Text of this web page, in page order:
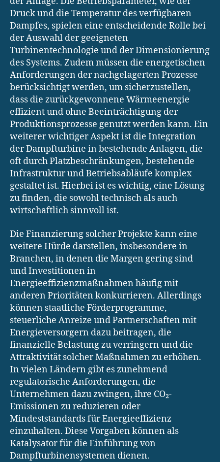
Druck und die Temperatur des verfügbaren
Dampfes, spielen eine entscheidende Rolle bei
der Auswahl der geeigneten
Turbinentechnologie und der Dimensionierung
des Systems. Zudem müssen die energetischen
Anforderungen der nachgelagerten Prozesse
berücksichtigt werden, um sicherzustellen,
dass die zurückgewonnene Wärmeenergie
effizient und ohne Beeinträchtigung der
Produktionsprozesse genutzt werden kann. Ein
weiterer wichtiger Aspekt ist die Integration
der Dampfturbine in bestehende Anlagen, die
oft durch Platzbeschränkungen, bestehende
Infrastruktur und Betriebsabläufe komplex
gestaltet ist. Hierbei ist es wichtig, eine Lösung
zu finden, die sowohl technisch als auch
wirtschaftlich sinnvoll ist.
Die Finanzierung solcher Projekte kann eine
weitere Hürde darstellen, insbesondere in
Branchen, in denen die Margen gering sind
und Investitionen in
Energieeffizienzmaßnahmen häufig mit
anderen Prioritäten konkurrieren. Allerdings
können staatliche Förderprogramme,
steuerliche Anreize und Partnerschaften mit
Energieversorgern dazu beitragen, die
finanzielle Belastung zu verringern und die
Attraktivität solcher Maßnahmen zu erhöhen.
In vielen Ländern gibt es zunehmend
regulatorische Anforderungen, die
Unternehmen dazu zwingen, ihre CO₂-
Emissionen zu reduzieren oder
Mindeststandards für Energieeffizienz
einzuhalten. Diese Vorgaben können als
Katalysator für die Einführung von
Dampfturbinensystemen dienen.